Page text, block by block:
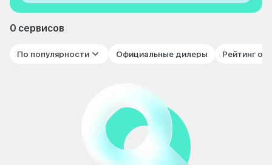
0 сервисов
По популярности Официальные дилеры Рейтинг